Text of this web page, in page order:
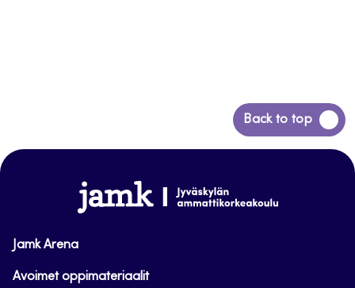
Back to top
Siirry
takaisin
www.jamk.fi
Jamk Arena
Avoimet oppimateriaalit